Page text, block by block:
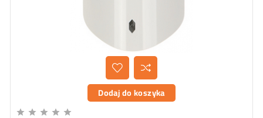
Dodaj do koszyka
    